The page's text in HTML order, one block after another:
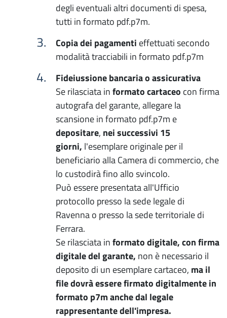
degli eventuali altri documenti di spesa,
tutti in formato pdf.p7m.
Copia dei pagamenti effettuati secondo
modalità tracciabili in formato pdf.p7m
Fideiussione bancaria o assicurativa
Se rilasciata informato cartaceo con firma
autografa del garante, allegare la
scansione in formato pdf.p7m e
depositare, nei successivi 15
giorni, l'esemplare originale per il
beneficiario alla Camera di commercio, che
lo custodirà fino allo svincolo.
Può essere presentata all'Ufficio
protocollo presso la sede legale di
Ravenna o presso la sede territoriale di
Ferrara.
Se rilasciata informato digitale, con firma
digitale del garante, non è necessario il
deposito di un esemplare cartaceo, ma il
file dovrà essere firmato digitalmente in
formato p7m anche dal legale
rappresentante dell'impresa.